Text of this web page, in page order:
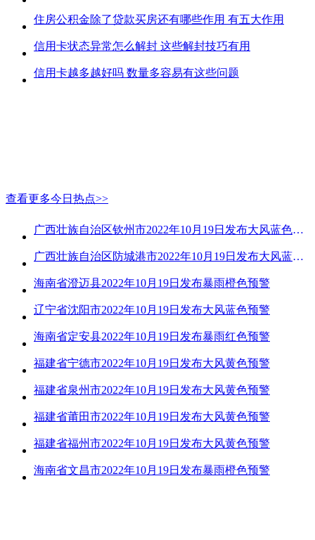
住房公积金除了贷款买房还有哪些作用 有五大作用
信用卡状态异常怎么解封 这些解封技巧有用
信用卡越多越好吗 数量多容易有这些问题
查看更多今日热点>>
广西壮族自治区钦州市2022年10月19日发布大风蓝色预警
广西壮族自治区防城港市2022年10月19日发布大风蓝色预警
海南省澄迈县2022年10月19日发布暴雨橙色预警
辽宁省沈阳市2022年10月19日发布大风蓝色预警
海南省定安县2022年10月19日发布暴雨红色预警
福建省宁德市2022年10月19日发布大风黄色预警
福建省泉州市2022年10月19日发布大风黄色预警
福建省莆田市2022年10月19日发布大风黄色预警
福建省福州市2022年10月19日发布大风黄色预警
海南省文昌市2022年10月19日发布暴雨橙色预警